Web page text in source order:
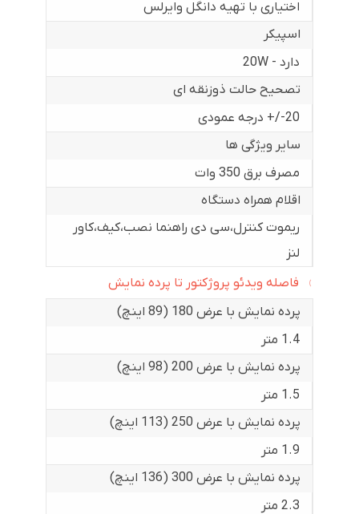
اختیاری با تهیه دانگل وایرلس
اسپیکر
دارد - 20W
تصحیح حالت ذوزنقه ای
20-/+ درجه عمودی
سایر ویژگی ها
مصرف برق 350 وات
اقلام همراه دستگاه
ریموت کنترل،سی دی راهنما نصب،کیف،کاور
لنز
فاصله ویدئو پروژکتور تا پرده نمایش
پرده نمایش با عرض 180 (89 اینچ)
1.4 متر
پرده نمایش با عرض 200 (98 اینچ)
1.5 متر
پرده نمایش با عرض 250 (113 اینچ)
1.9 متر
پرده نمایش با عرض 300 (136 اینچ)
2.3 متر